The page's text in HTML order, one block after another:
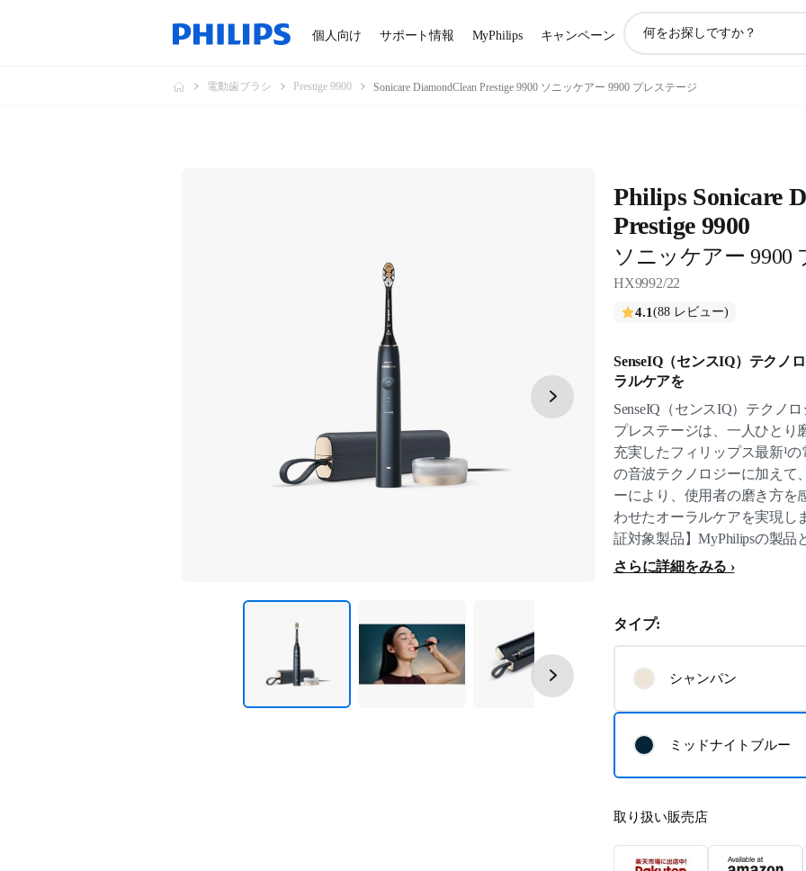
個人向け サポート情報 MyPhilips キャンペーン
ン
索
電動歯ブラシ Prestige 9900 Sonicare DiamondClean Prestige 9900 ソニッケアー 9900 プレステージ
Philips Sonicare
Prestige 9900
ソニッケアー 9900
HX9992/22
4.1 (88 レビュー)
SenseIQ（センスIQ）テクノ
ラルケアを
SenseIQ（センスIQ）テクノ
プレステージは、一人ひとり
充実したフィリップス最新¹
の音波テクノロジーに加えて
ーにより、使用者の磨き方を
わせたオーラルケアを実現し
証対象製品】MyPhilipsの製品
さらに詳細をみる
タイプ:
シャンパン
ミッドナイトブルー
取り扱い販売店